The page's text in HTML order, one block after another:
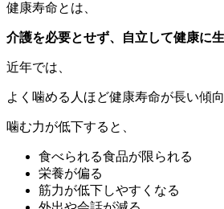
健康寿命とは、
介護を必要とせず、自立して健康に
近年では、
よく噛める人ほど健康寿命が長い傾
噛む力が低下すると、
食べられる食品が限られる
栄養が偏る
筋力が低下しやすくなる